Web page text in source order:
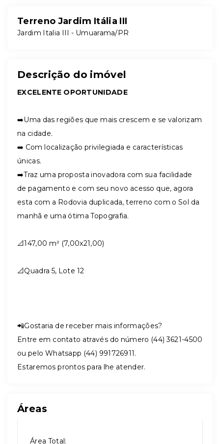
Terreno Jardim Itália III
Jardim Italia III - Umuarama/PR
Descrição do imóvel
EXCELENTE OPORTUNIDADE
➡️Uma das regiões que mais crescem e se valorizam
na cidade.
➡️ Com localização privilegiada e características
únicas.
➡️Traz uma proposta inovadora com sua facilidade
de pagamento e com seu novo acesso que, agora
esta com a Rodovia duplicada, terreno com o Sol da
manhã e uma ótima Topografia.
📐147,00 m² (7,00x21,00)
📐Quadra 5, Lote 12
📲Gostaria de receber mais informações?
Entre em contato através do número (44) 3621-4500
ou pelo Whatsapp (44) 991726911.
Estaremos prontos para lhe atender.
Áreas
Área Total: